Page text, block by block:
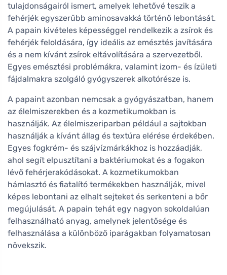
tulajdonságairól ismert, amelyek lehetővé teszik a
fehérjék egyszerűbb aminosavakká történő lebontását.
A papain kivételes képességgel rendelkezik a zsírok és
fehérjék feloldására, így ideális az emésztés javítására
és a nem kívánt zsírok eltávolítására a szervezetből.
Egyes emésztési problémákra, valamint izom- és ízületi
fájdalmakra szolgáló gyógyszerek alkotórésze is.
A papaint azonban nemcsak a gyógyászatban, hanem
az élelmiszerekben és a kozmetikumokban is
használják. Az élelmiszeriparban például a sajtokban
használják a kívánt állag és textúra elérése érdekében.
Egyes fogkrém- és szájvízmárkákhoz is hozzáadják,
ahol segít elpusztítani a baktériumokat és a fogakon
lévő fehérjerakódásokat. A kozmetikumokban
hámlasztó és fiatalító termékekben használják, mivel
képes lebontani az elhalt sejteket és serkenteni a bőr
megújulását. A papain tehát egy nagyon sokoldalúan
felhasználható anyag, amelynek jelentősége és
felhasználása a különböző iparágakban folyamatosan
növekszik.